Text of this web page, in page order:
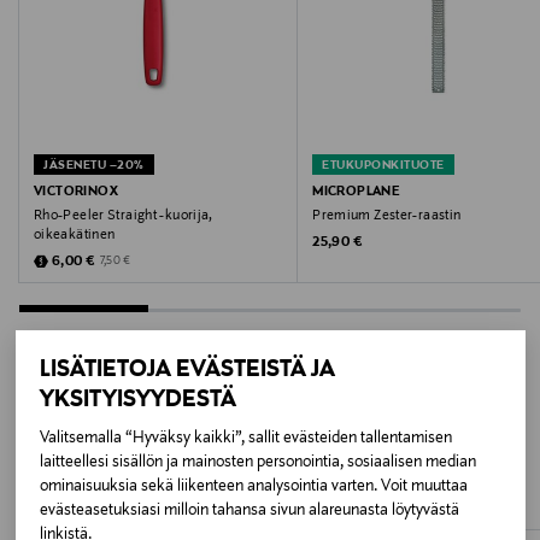
LISÄTIETOJA EVÄSTEISTÄ JA
YKSITYISYYDESTÄ
Valitsemalla “Hyväksy kaikki”, sallit evästeiden tallentamisen
laitteellesi sisällön ja mainosten personointia, sosiaalisen median
ominaisuuksia sekä liikenteen analysointia varten. Voit muuttaa
evästeasetuksiasi milloin tahansa sivun alareunasta löytyvästä
linkistä.
Valmistusmaa
Valmistaja
Joseph Joseph Ltd.
Valmistajan osoite
Joseph Joseph, Unit 10, 11-12, Back Lane, Basingstoke,
RG24 8PZ, United Kingdom
Digitaalinen osoite
info@josephjoseph.com
JÄSENETU –20%
VICTORINOX
Rho-Peeler Straight -kuorija,
oikeakätinen
Discounted Price
6,00 € Original Price
7,50 €
ETUKUPONKITUOTE
MICROPLANE
Premium Zester-raastin
Original Price
25,90 €
LISÄÄ KIINNOSTAVIA
TUOTTEITA